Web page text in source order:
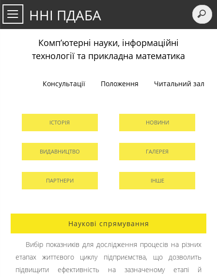
ННІ ПДАБА
Комп’ютерні науки, інформаційні
технології та прикладна математика
Консультації Положення Читальний зал
ІСТОРІЯ НОВИНИ
ВИДАВНИЦТВО ГАЛЕРЕЯ
ПАРТНЕРИ ІНШЕ
Наукові спрямування
Вибір показників для дослідження процесів на різних
етапах життєвого циклу підприємства, що дозволить
підвищити ефективність на зазначеному етапі й